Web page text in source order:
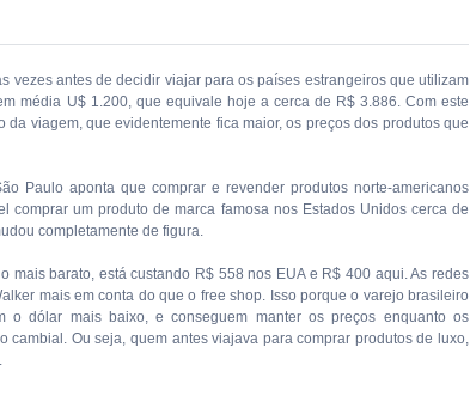
vezes antes de decidir viajar para os países estrangeiros que utilizam
média U$ 1.200, que equivale hoje a cerca de R$ 3.886. Com este
viagem, que evidentemente fica maior, os preços dos produtos que
Paulo aponta que comprar e revender produtos norte-americanos
um produto de marca famosa nos Estados Unidos cerca de
completamente de figura.
mais barato, está custando R$ 558 nos EUA e R$ 400 aqui. As redes
mais em conta do que o free shop. Isso porque o varejo brasileiro
o dólar mais baixo, e conseguem manter os preços enquanto os
Ou seja, quem antes viajava para comprar produtos de luxo,